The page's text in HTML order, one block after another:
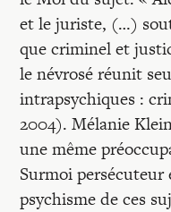
et le juriste, (…)
que criminel et
le névrosé réunit
intrapsychiques :
2004). Mélanie
une même
Surmoi
psychisme de ces